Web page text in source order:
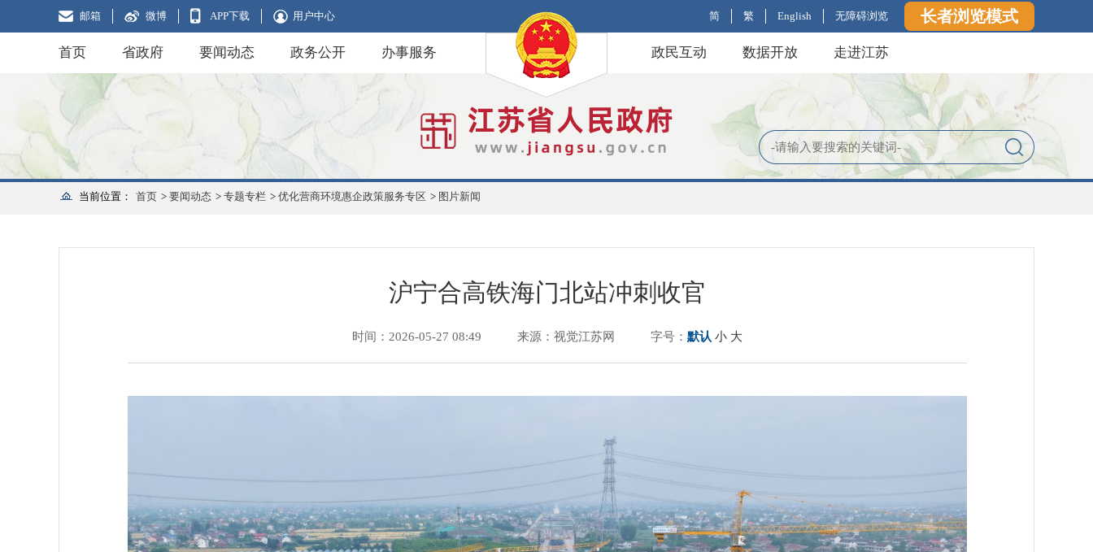
邮箱 微博 APP下载 用户中心 简 繁 English 无障碍浏览 长者浏览模式
首页 省政府 要闻动态 政务公开 办事服务 政民互动 数据开放 走进江苏
当前位置： 首页 > 要闻动态 > 专题专栏 > 优化营商环境惠企政策服务专区 > 图片新闻
沪宁合高铁海门北站冲刺收官
时间：2026-05-27 08:49 来源：视觉江苏网 字号： 默认 小 大